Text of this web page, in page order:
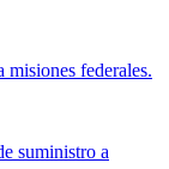
federales.
suministro a